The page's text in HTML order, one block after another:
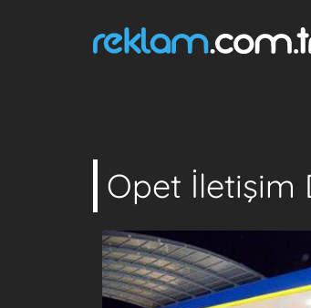
Opet İletişim